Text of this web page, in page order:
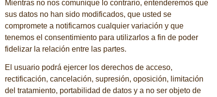
Mientras no nos comunique lo contrario, entenderemos que
sus datos no han sido modificados, que usted se
compromete a notificarnos cualquier variación y que
tenemos el consentimiento para utilizarlos a fin de poder
fidelizar la relación entre las partes.
El usuario podrá ejercer los derechos de acceso,
rectificación, cancelación, supresión, oposición, limitación
del tratamiento, portabilidad de datos y a no ser objeto de